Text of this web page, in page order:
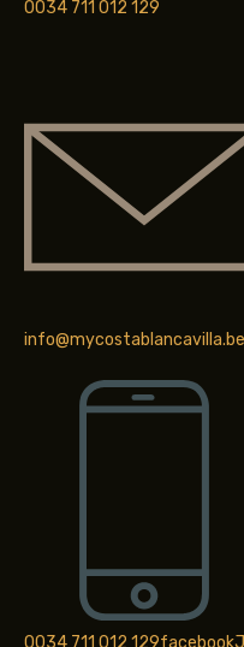
0034 711 012 129
info@mycostablancavilla.be
0034 711 012 129facebook